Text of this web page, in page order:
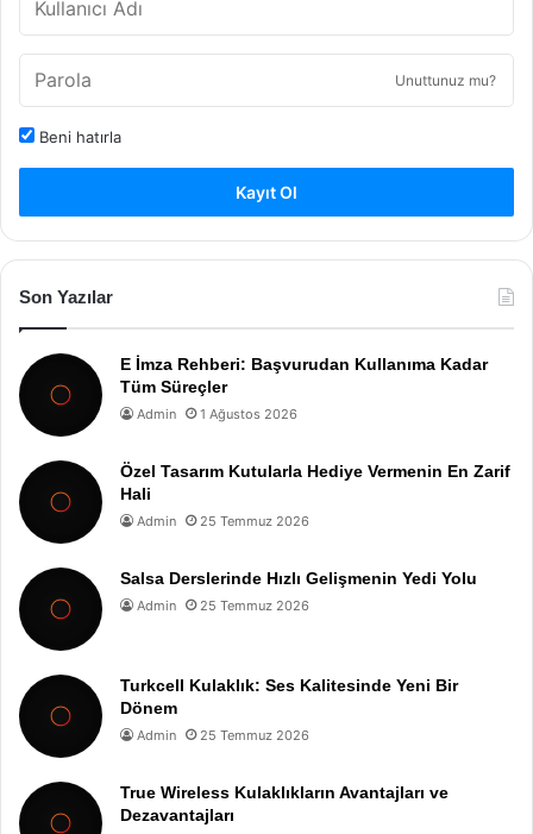
Unuttunuz mu?
Beni hatırla
Kayıt Ol
Son Yazılar
E İmza Rehberi: Başvurudan Kullanıma Kadar
Tüm Süreçler
Admin 1 Ağustos 2026
Özel Tasarım Kutularla Hediye Vermenin En Zarif
Hali
Admin 25 Temmuz 2026
Salsa Derslerinde Hızlı Gelişmenin Yedi Yolu
Admin 25 Temmuz 2026
Turkcell Kulaklık: Ses Kalitesinde Yeni Bir
Dönem
Admin 25 Temmuz 2026
True Wireless Kulaklıkların Avantajları ve
Dezavantajları